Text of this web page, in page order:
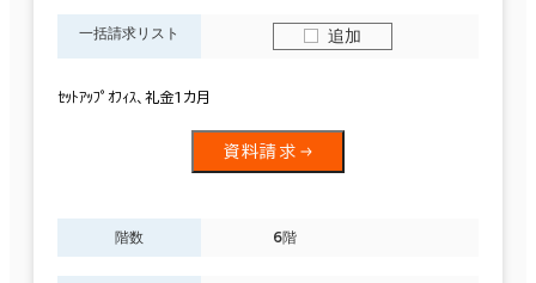
一括請求リスト 追加
ｾｯﾄｱｯﾌﾟｵﾌｨｽ、礼金1カ月
資料請求
階数 6階